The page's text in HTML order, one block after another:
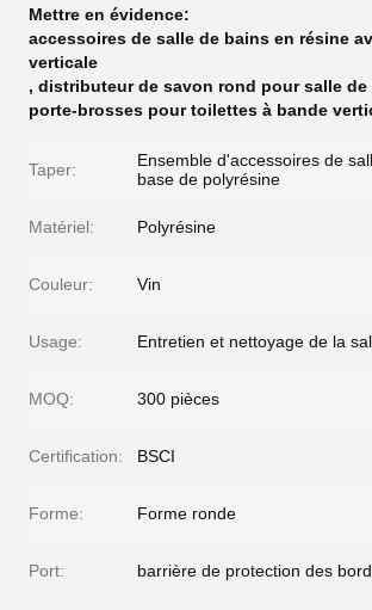
Mettre en évidence:
accessoires de salle de bains en résine
verticale
, distributeur de savon rond pour salle de
porte-brosses pour toilettes à bande
Taper:
Ensemble d'accessoires de
base de polyrésine
Matériel: Polyrésine
Couleur: Vin
Usage: Entretien et nettoyage de la
MOQ: 300 pièces
Certification: BSCI
Forme: Forme ronde
Port: barrière de protection des